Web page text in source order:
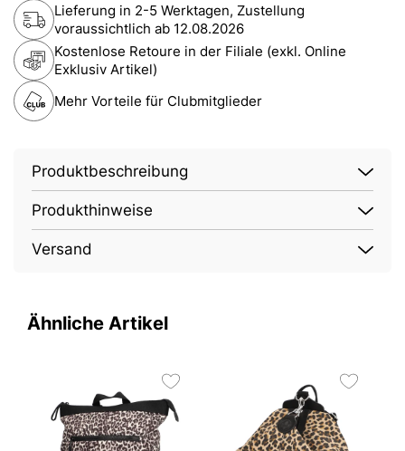
Lieferung in 2-5 Werktagen, Zustellung
voraussichtlich ab 12.08.2026
Kostenlose Retoure in der Filiale (exkl. Online
Exklusiv Artikel)
Mehr Vorteile für Clubmitglieder
Produktbeschreibung
Produkthinweise
Versand
Ähnliche Artikel